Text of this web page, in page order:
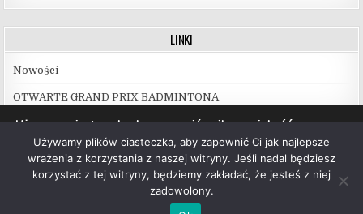
LINKI
Nowości
OTWARTE GRAND PRIX BADMINTONA
Copyright © 2026 UKS Hubal Białystok
Używamy ciasteczek, aby zapewnić najlepszą jakość
korzystania z naszej witryny.
Więcej informacji na temat plików ciasteczka, których
używamy, oraz możliwości ich wyłączenia znajdziesz w
ustawieniach.
Używamy plików ciasteczka, aby zapewnić Ci jak najlepsze
wrażenia z korzystania z naszej witryny. Jeśli nadal będziesz
korzystać z tej witryny, będziemy zakładać, że jesteś z niej
zadowolony.